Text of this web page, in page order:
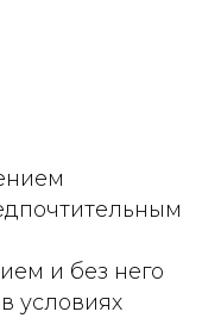
и без него
условиях